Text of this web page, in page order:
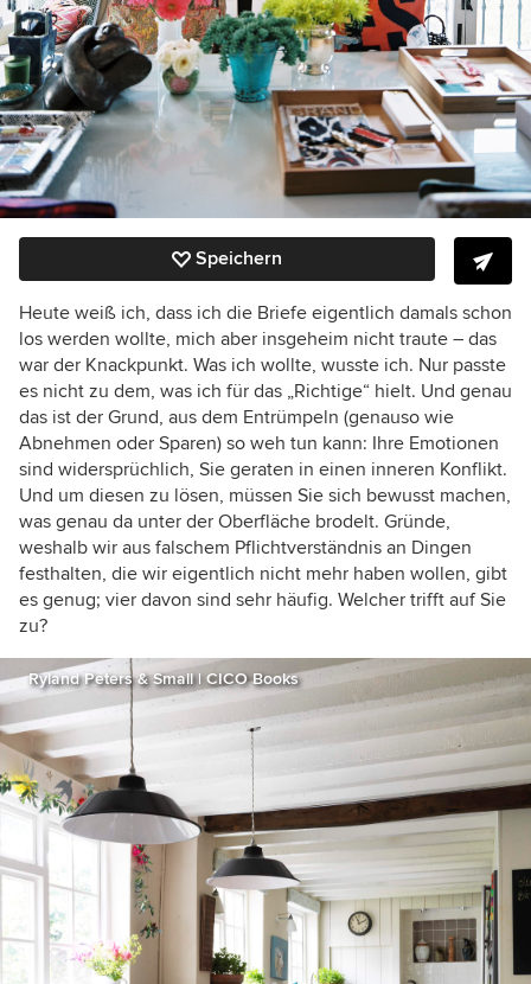
Speichern
Heute weiß ich, dass ich die Briefe eigentlich damals schon
los werden wollte, mich aber insgeheim nicht traute – das
war der Knackpunkt. Was ich wollte, wusste ich. Nur passte
es nicht zu dem, was ich für das „Richtige“ hielt. Und genau
das ist der Grund, aus dem Entrümpeln (genauso wie
Abnehmen oder Sparen) so weh tun kann: Ihre Emotionen
sind widersprüchlich, Sie geraten in einen inneren Konflikt.
Und um diesen zu lösen, müssen Sie sich bewusst machen,
was genau da unter der Oberfläche brodelt. Gründe,
weshalb wir aus falschem Pflichtverständnis an Dingen
festhalten, die wir eigentlich nicht mehr haben wollen, gibt
es genug; vier davon sind sehr häufig. Welcher trifft auf Sie
zu?
Ryland Peters & Small | CICO Books